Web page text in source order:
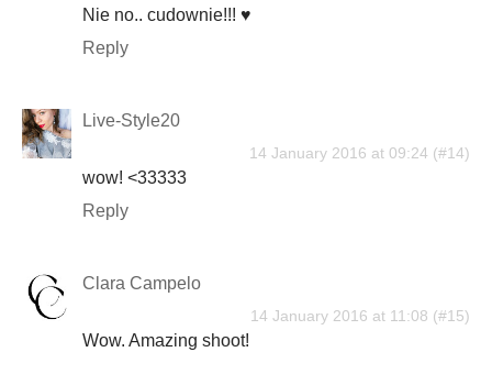
Nie no.. cudownie!!! ♥
Reply
Live-Style20
14 January 2016 at 09:24
wow! <33333
Reply
Clara Campelo
14 January 2016 at 11:08
Wow. Amazing shoot!